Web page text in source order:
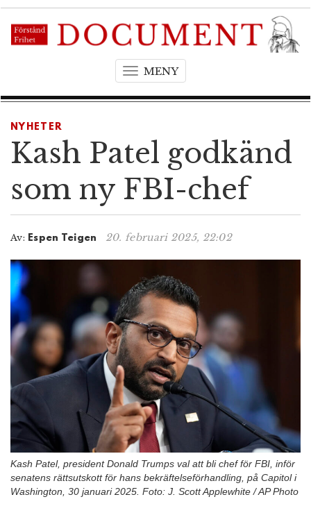
MENYT
g
e
n
a
g
i
o
n
NYHETER
Kash Patel godkänd
som ny FBI-chef
Av: Espen Teigen 20. februari 2025, 22:02
Kash Patel, president Donald Trumps val att bli chef för FBI, inför
senatens rättsutskott för hans bekräftelseförhandling, på Capitol i
Washington, 30 januari 2025. Foto: J. Scott Applewhite / AP Photo